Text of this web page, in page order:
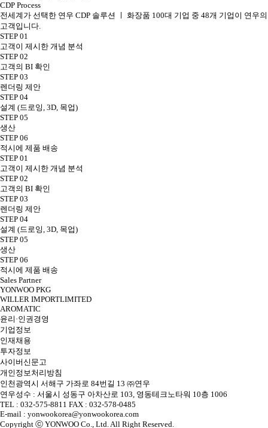
CDP Process
전세계가 선택한 연우 CDP 솔루션 ㅣ 화장품 100대 기업 중 48개 기업이 연우의
고객입니다.
STEP 01
고객이 제시한 개념 분석
STEP 02
고객의 BI 확인
STEP 03
렌더링 제안
STEP 04
설계 (드로잉, 3D, 목업)
STEP 05
생산
STEP 06
적시에 제품 배송
STEP 01
고객이 제시한 개념 분석
STEP 02
고객의 BI 확인
STEP 03
렌더링 제안
STEP 04
설계 (드로잉, 3D, 목업)
STEP 05
생산
STEP 06
적시에 제품 배송
Sales Partner
YONWOO PKG
WILLER IMPORTLIMITED
AROMATIC
윤리·인권경영
기업정보
인재채용
투자정보
사이버신문고
개인정보처리방침
인천광역시 서해구 가좌로 84번길 13 ㈜연우
연우성수 : 서울시 성동구 아차산로 103, 영동테크노타워 10층 1006
TEL : 032-575-8811 FAX : 032-578-0485
E-mail : yonwookorea@yonwookorea.com
Copyright ⓒ YONWOO Co., Ltd. All Right Reserved.